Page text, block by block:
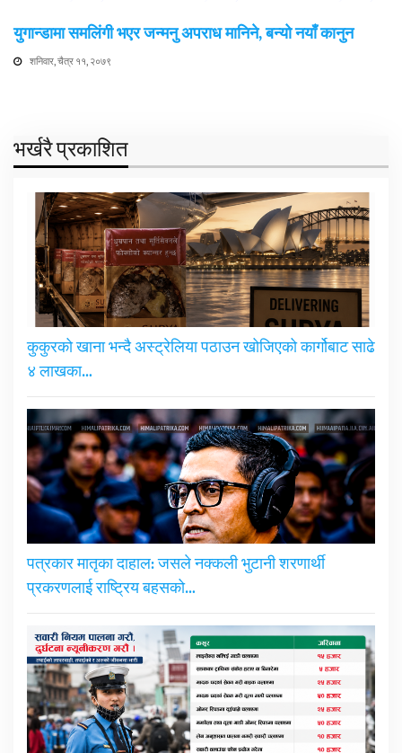
युगान्डामा समलिंगी भएर जन्मनु अपराध मानिने, बन्यो नयाँ कानुन
शनिवार, चैत्र ११, २०७९
भर्खरै प्रकाशित
कुकुरको खाना भन्दै अस्ट्रेलिया पठाउन खोजिएको कार्गोबाट साढे
४ लाखका…
पत्रकार मातृका दाहाल: जसले नक्कली भुटानी शरणार्थी
प्रकरणलाई राष्ट्रिय बहसको…